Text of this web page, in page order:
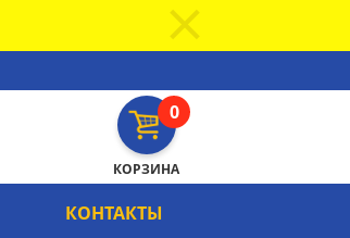
0
КОРЗИНА
КОНТАКТЫ